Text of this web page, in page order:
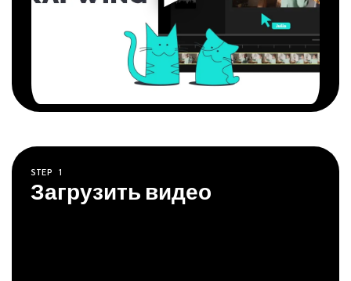
STEP 1
Загрузить видео